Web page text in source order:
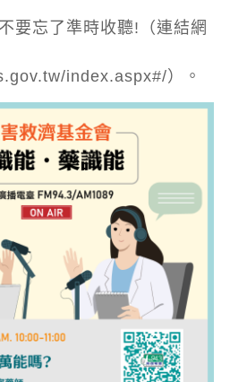
要忘了準時收聽!（連結網
index.aspx#/）。